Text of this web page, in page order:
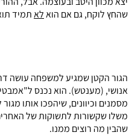
שהחץ לוקח, גם אם הואלאתמיד
הגור הקטן שמגיע למשפחה עושה
אנושי, (מענטש). הוא נכנס
מסמנים וכיוונים, שיהפכו אותו
משלו שקשורות לתשוקות של
שהבין מה רוצים ממנו.